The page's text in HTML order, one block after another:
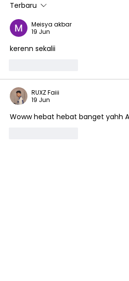
dan Kreativitas Melalui
Al Azhar 13
Terbaru
Meisya akbar
19 Jun
kerenn sekalii
RUXZ Faiii
19 Jun
Woww hebat hebat banget yahh